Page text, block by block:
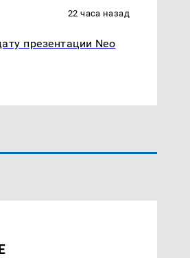
22 часа назад
презентации Neo